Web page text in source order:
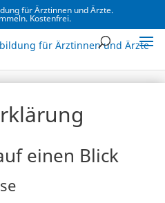
für Ärztinnen und Ärzte.
Kostenfrei.
einen Blick